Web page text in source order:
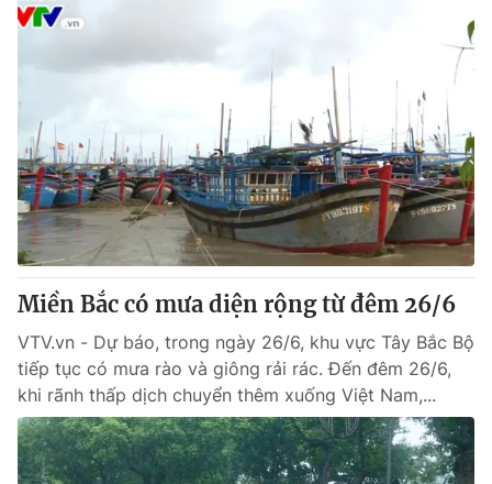
Miền Bắc có mưa diện rộng từ đêm 26/6
VTV.vn - Dự báo, trong ngày 26/6, khu vực Tây Bắc Bộ
tiếp tục có mưa rào và giông rải rác. Đến đêm 26/6,
khi rãnh thấp dịch chuyển thêm xuống Việt Nam,...